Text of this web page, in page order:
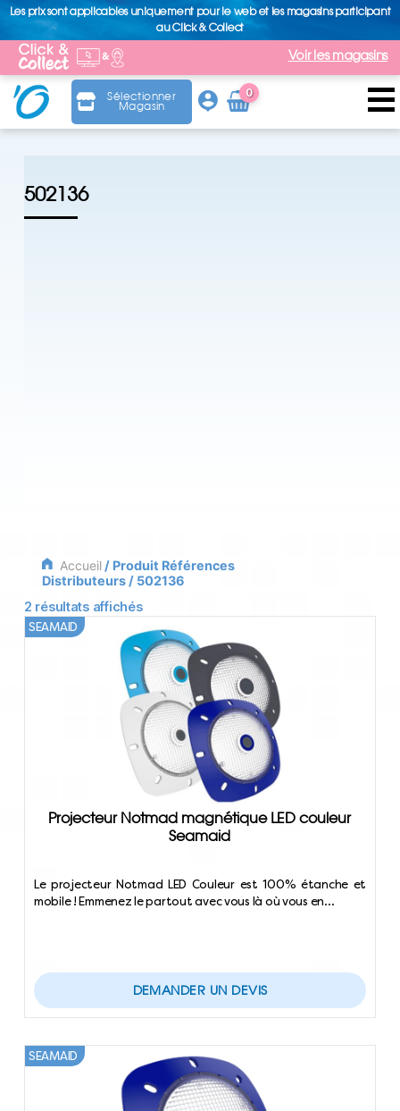
Les prix sont applicables uniquement pour le web et les magasins participant
au Click & Collect
Voir les magasins
Sélectionner
Magasin
0
Arti
cle
502136
Accueil/ Produit Références
Distributeurs / 502136
2 résultats affichés
Projecteur Notmad magnétique LED couleur
Seamaid
SEAMAID
Le projecteur Notmad LED Couleur est 100% étanche et
mobile ! Emmenez le partout avec vous là où vous en…
DEMANDER UN DEVIS
SEAMAID